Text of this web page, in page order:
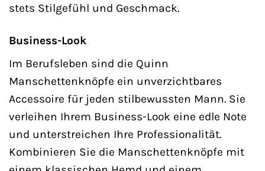
stets Stilgefühl und Geschmack.
Business-Look
Im Berufsleben sind die Quinn
Manschettenknöpfe ein unverzichtbares
Accessoire für jeden stilbewussten Mann. Sie
verleihen Ihrem Business-Look eine edle Note
und unterstreichen Ihre Professionalität.
Kombinieren Sie die Manschettenknöpfe mit